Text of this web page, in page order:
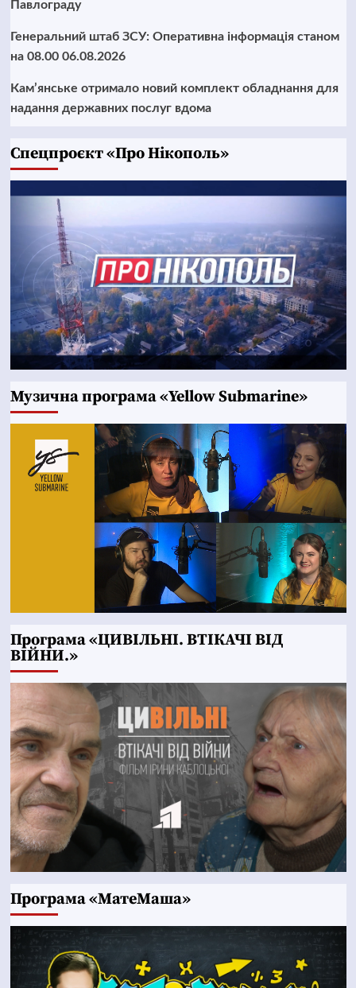
Павлограду
Генеральний штаб ЗСУ: Оперативна інформація станом
на 08.00 06.08.2026
Кам’янське отримало новий комплект обладнання для
надання державних послуг вдома
Cпецпроєкт «Про Нікополь»
Музична програма «Yellow Submarine»
Програма «ЦИВІЛЬНІ. ВТІКАЧІ ВІД
ВІЙНИ.»
Програма «МатеМаша»